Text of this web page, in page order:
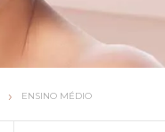
ENSINO MÉDIO